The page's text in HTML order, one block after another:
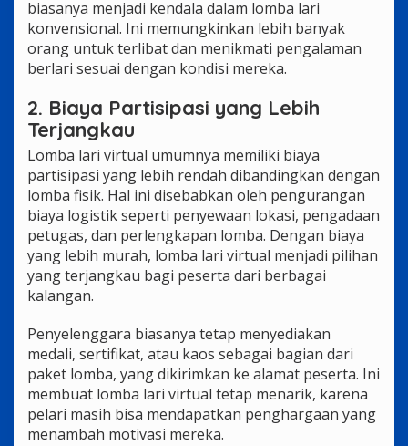
biasanya menjadi kendala dalam lomba lari
konvensional. Ini memungkinkan lebih banyak
orang untuk terlibat dan menikmati pengalaman
berlari sesuai dengan kondisi mereka.
2. Biaya Partisipasi yang Lebih
Terjangkau
Lomba lari virtual umumnya memiliki biaya
partisipasi yang lebih rendah dibandingkan dengan
lomba fisik. Hal ini disebabkan oleh pengurangan
biaya logistik seperti penyewaan lokasi, pengadaan
petugas, dan perlengkapan lomba. Dengan biaya
yang lebih murah, lomba lari virtual menjadi pilihan
yang terjangkau bagi peserta dari berbagai
kalangan.
Penyelenggara biasanya tetap menyediakan
medali, sertifikat, atau kaos sebagai bagian dari
paket lomba, yang dikirimkan ke alamat peserta. Ini
membuat lomba lari virtual tetap menarik, karena
pelari masih bisa mendapatkan penghargaan yang
menambah motivasi mereka.